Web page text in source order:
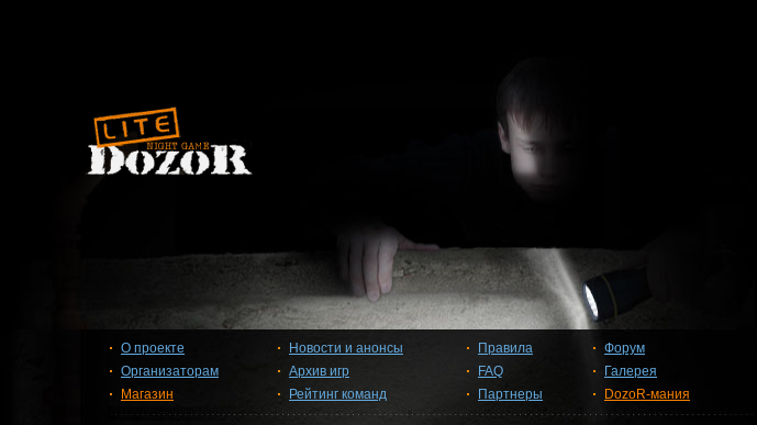
О проекте
Организаторам
Магазин
Новости и анонсы
Архив игр
Рейтинг команд
Правила
FAQ
Партнеры
Форум
Галерея
DozoR-мания